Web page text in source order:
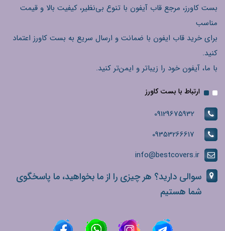
بست کاورز، مرجع قاب آیفون با تنوع بی‌نظیر، کیفیت بالا و قیمت
مناسب
برای خرید قاب ایفون با ضمانت و ارسال سریع به بست کاورز اعتماد
کنید.
با ما، آیفون خود را زیباتر و ایمن‌تر کنید.
ارتباط با بست کاورز
09129675932
09353266617
info@bestcovers.ir
سوالی دارید؟ هر چیزی را از ما بخواهید، ما پاسخگوی
شما هستیم